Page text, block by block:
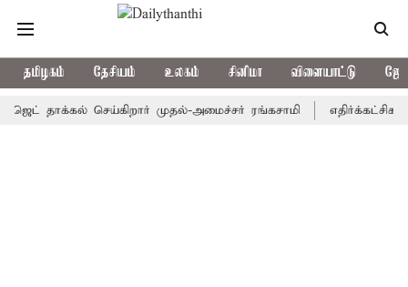
தமிழகம் தேசியம் உலகம் சினிமா விளையாட்டு
தாக்கல் செய்கிறார் முதல்-அமைச்சர் ரங்கசாமி எதிர்க்கட்சிகள்